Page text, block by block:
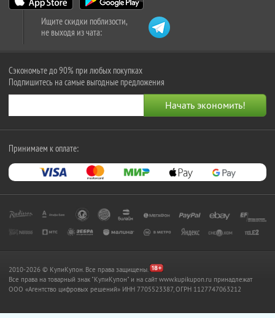
Ищите скидки поблизости,
не выходя из чата:
Сэкономьте до 90% при любых покупках
Подпишитесь на самые выгодные предложения
Принимаем к оплате:
2010-2026 © КупиКупон. Все права защищены.
Все права на товарный знак "КупиКупон" и на сайт www.kupikupon.ru принадлежат
OOO «Агентство цифровых решений» ИНН 7705523387, ОГРН 1127747063212